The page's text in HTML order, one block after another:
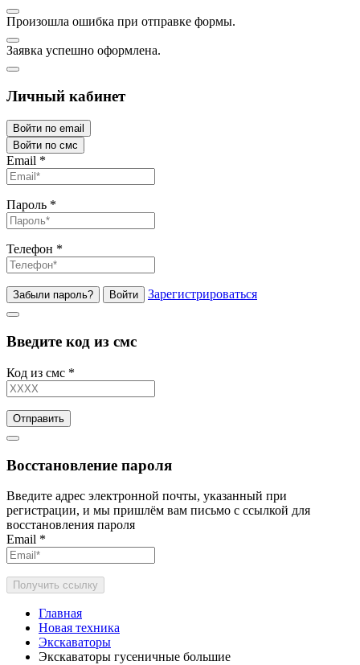
Произошла ошибка при отправке формы.
Заявка успешно оформлена.
Личный кабинет
Войти по email
Войти по смс
Email *
Пароль *
Телефон *
Забыли пароль? Войти Зарегистрироваться
Введите код из смс
Код из смс *
Отправить
Восстановление пароля
Введите адрес электронной почты, указанный при
регистрации, и мы пришлём вам письмо с ссылкой для
восстановления пароля
Email *
Получить ссылку
Главная
Новая техника
Экскаваторы
Экскаваторы гусеничные большие